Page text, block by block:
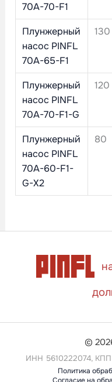
70A-70-F1
Плунжерный
насос PINFL
70A-65-F1
130
Плунжерный
насос PINFL
70A-70-F1-G
120
Плунжерный
насос PINFL
70A-60-F1-
G-X2
80
©
ИНН 5610222074, КПП
Политика
Согласие на